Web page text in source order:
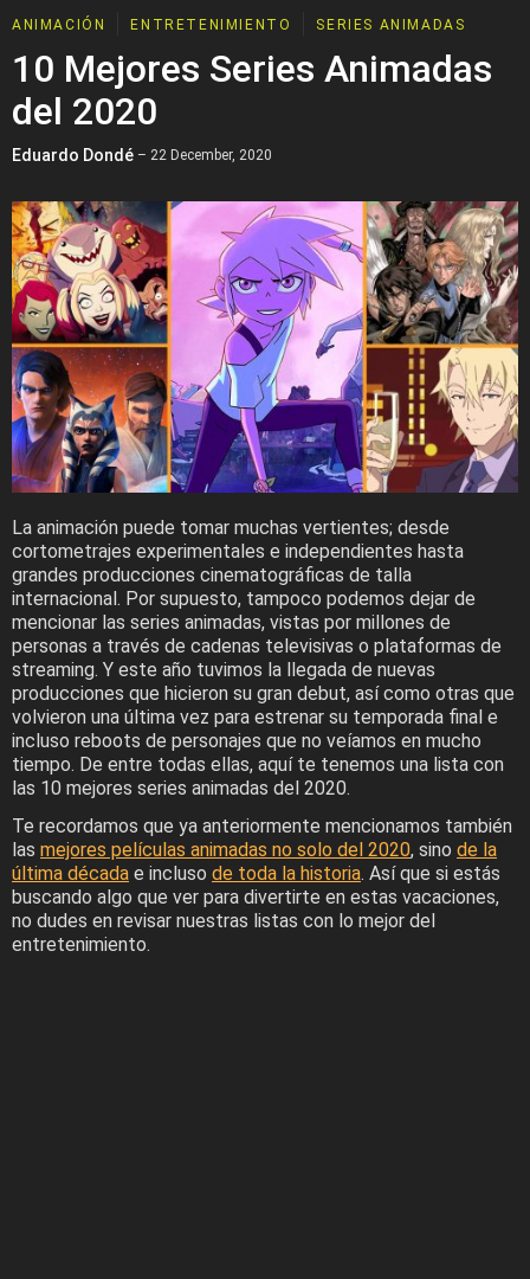
ANIMACIÓN ENTRETENIMIENTO SERIES ANIMADAS
10 Mejores Series Animadas
del 2020
Eduardo Dondé – 22 December, 2020
La animación puede tomar muchas vertientes; desde
cortometrajes experimentales e independientes hasta
grandes producciones cinematográficas de talla
internacional. Por supuesto, tampoco podemos dejar de
mencionar las series animadas, vistas por millones de
personas a través de cadenas televisivas o plataformas de
streaming. Y este año tuvimos la llegada de nuevas
producciones que hicieron su gran debut, así como otras que
volvieron una última vez para estrenar su temporada final e
incluso reboots de personajes que no veíamos en mucho
tiempo. De entre todas ellas, aquí te tenemos una lista con
las 10 mejores series animadas del 2020.
Te recordamos que ya anteriormente mencionamos también
las mejores películas animadas no solo del 2020, sino de la
última década e incluso de toda la historia. Así que si estás
buscando algo que ver para divertirte en estas vacaciones,
no dudes en revisar nuestras listas con lo mejor del
entretenimiento.